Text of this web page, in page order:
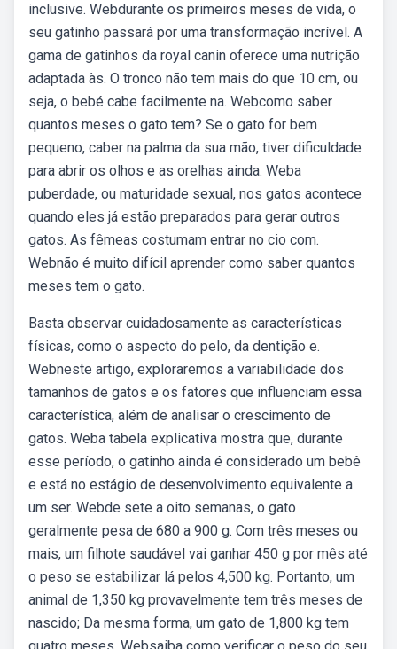
inclusive. Webdurante os primeiros meses de vida, o
seu gatinho passará por uma transformação incrível. A
gama de gatinhos da royal canin oferece uma nutrição
adaptada às. O tronco não tem mais do que 10 cm, ou
seja, o bebé cabe facilmente na. Webcomo saber
quantos meses o gato tem? Se o gato for bem
pequeno, caber na palma da sua mão, tiver dificuldade
para abrir os olhos e as orelhas ainda. Weba
puberdade, ou maturidade sexual, nos gatos acontece
quando eles já estão preparados para gerar outros
gatos. As fêmeas costumam entrar no cio com.
Webnão é muito difícil aprender como saber quantos
meses tem o gato.
Basta observar cuidadosamente as características
físicas, como o aspecto do pelo, da dentição e.
Webneste artigo, exploraremos a variabilidade dos
tamanhos de gatos e os fatores que influenciam essa
característica, além de analisar o crescimento de
gatos. Weba tabela explicativa mostra que, durante
esse período, o gatinho ainda é considerado um bebê
e está no estágio de desenvolvimento equivalente a
um ser. Webde sete a oito semanas, o gato
geralmente pesa de 680 a 900 g. Com três meses ou
mais, um filhote saudável vai ganhar 450 g por mês até
o peso se estabilizar lá pelos 4,500 kg. Portanto, um
animal de 1,350 kg provavelmente tem três meses de
nascido; Da mesma forma, um gato de 1,800 kg tem